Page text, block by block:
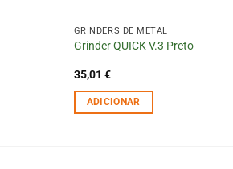
GRINDERS DE METAL
Grinder QUICK V.3 Preto
35,01 €
ADICIONAR